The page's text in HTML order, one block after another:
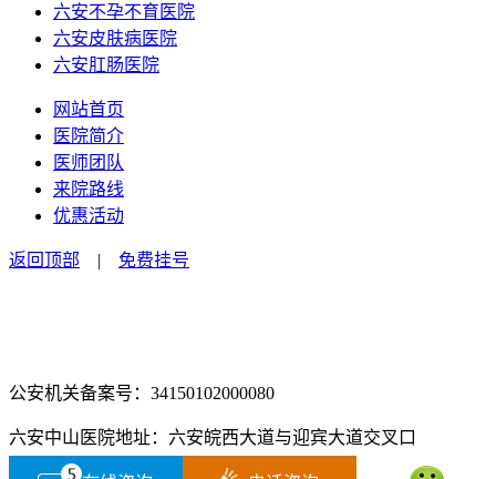
六安不孕不育医院
六安皮肤病医院
六安肛肠医院
网站首页
医院简介
医师团队
来院路线
优惠活动
返回顶部 | 免费挂号
公安机关备案号：34150102000080
六安中山医院地址：六安皖西大道与迎宾大道交叉口